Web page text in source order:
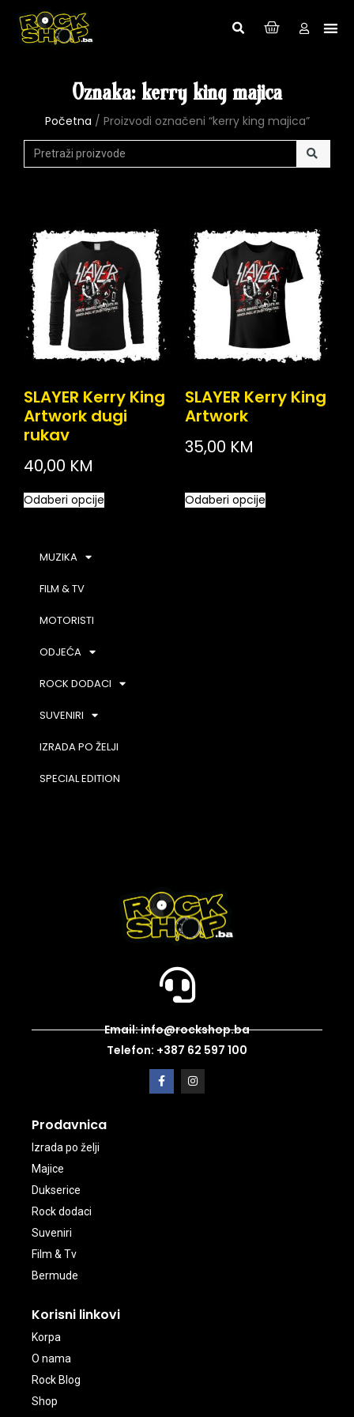
Oznaka: kerry king majica
Početna / Proizvodi označeni “kerry king majica”
SLAYER Kerry King
Artwork dugi
rukav
40,00 KM
Odaberi opcije
SLAYER Kerry King
Artwork
35,00 KM
Odaberi opcije
MUZIKA
FILM & TV
MOTORISTI
ODJEĆA
ROCK DODACI
SUVENIRI
IZRADA PO ŽELJI
SPECIAL EDITION
Email: info@rockshop.ba
Telefon: +387 62 597 100
Prodavnica
Izrada po želji
Majice
Dukserice
Rock dodaci
Suveniri
Film & Tv
Bermude
Korisni linkovi
Korpa
O nama
Rock Blog
Shop